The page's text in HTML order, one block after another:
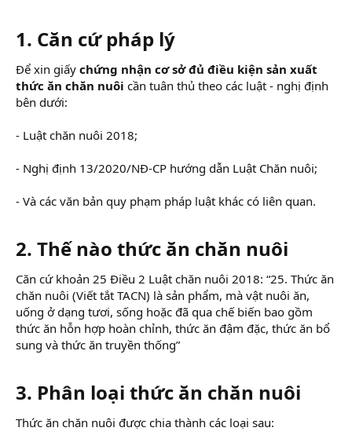
1. Căn cứ pháp lý
Để xin giấy chứng nhận cơ sở đủ điều kiện sản xuất
thức ăn chăn nuôi cần tuân thủ theo các luật - nghị định
bên dưới:
- Luật chăn nuôi 2018;
- Nghị định 13/2020/NĐ-CP hướng dẫn Luật Chăn nuôi;
- Và các văn bản quy phạm pháp luật khác có liên quan.
2. Thế nào thức ăn chăn nuôi
Căn cứ khoản 25 Điều 2 Luật chăn nuôi 2018: “25. Thức ăn
chăn nuôi (Viết tắt TACN) là sản phẩm, mà vật nuôi ăn,
uống ở dạng tươi, sống hoặc đã qua chế biến bao gồm
thức ăn hỗn hợp hoàn chỉnh, thức ăn đậm đặc, thức ăn bổ
sung và thức ăn truyền thống”
3. Phân loại thức ăn chăn nuôi
Thức ăn chăn nuôi được chia thành các loại sau: